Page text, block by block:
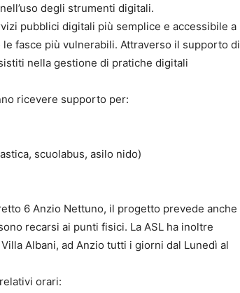
degli strumenti digitali.
pubblici digitali più semplice e accessibile a
fasce più vulnerabili. Attraverso il supporto di
nella gestione di pratiche digitali
ricevere supporto per:
scuolabus, asilo nido)
6 Anzio Nettuno, il progetto prevede anche
recarsi ai punti fisici. La ASL ha inoltre
Albani, ad Anzio tutti i giorni dal Lunedì al
orari: